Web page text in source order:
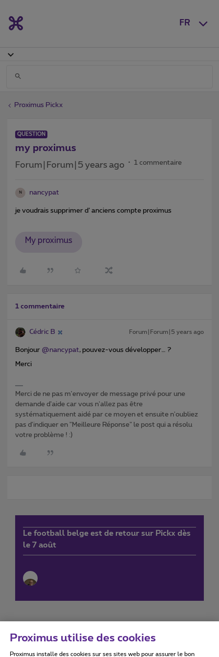
FR
Proximus Pickx
QUESTION
my proximus
Forum|Forum|5 years ago 1 commentaire
N nancypat
je voudrais supprimer d’ anciens compte proximus
My proximus
1 commentaire
Cédric B Forum|Forum|5 years ago
Bonjour @nancypat, pouvez-vous développer… ?
Merci
Merci de ne pas m'envoyer de message privé pour une
demande d'aide car vous n'allez pas être
systématiquement aidé par ce moyen et ensuite n'oubliez
pas d'indiquer en "Meilleure Réponse" le post qui a résolu
votre problème ! :)
Le football belge est de retour sur Pickx dès
le 7 août
Proximus utilise des cookies
Proximus installe des cookies sur ses sites web pour assurer le bon